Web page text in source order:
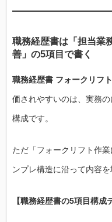
職務経歴書は「担当
善」の5項目で書く
職務経歴書 フォークリフ
価されやすいのは、実務
構成です。
ただ「フォークリフト作
ンプレ構造に沿って内容を
【職務経歴書の5項目構成